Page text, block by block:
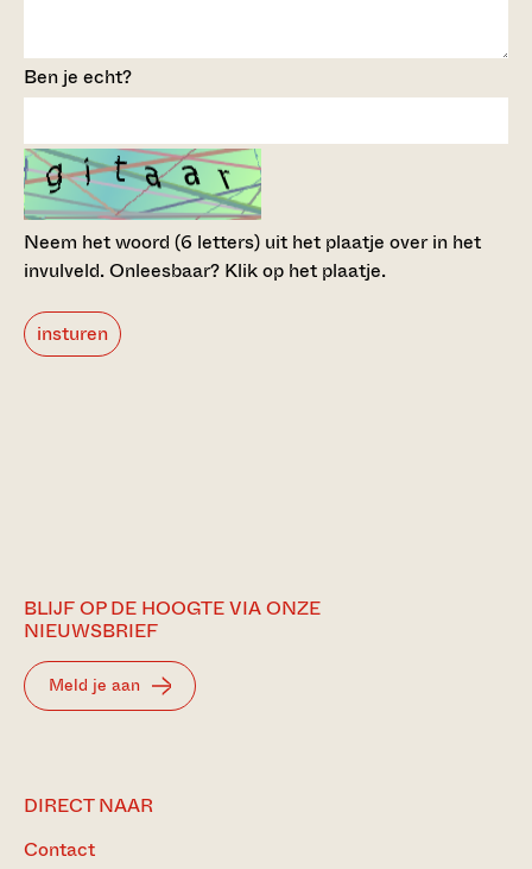
Ben je echt?
Neem het woord (6 letters) uit het plaatje over in het
invulveld.Onleesbaar? Klik op het plaatje.
insturen
BLIJF OP DE HOOGTE VIA ONZE
NIEUWSBRIEF
Meld je aan
DIRECT NAAR
Contact